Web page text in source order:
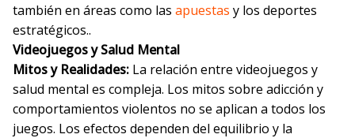
también en áreas como las apuestas y los deportes
estratégicos..
Videojuegos y Salud Mental
Mitos y Realidades: La relación entre videojuegos y
salud mental es compleja. Los mitos sobre adicción y
comportamientos violentos no se aplican a todos los
juegos. Los efectos dependen del equilibrio y la